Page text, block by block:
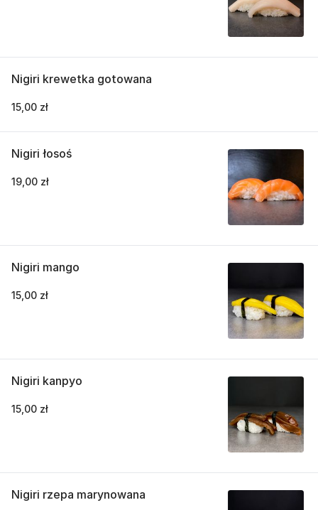
Nigiri krewetka gotowana
15,00 zł
Nigiri łosoś
19,00 zł
Nigiri mango
15,00 zł
Nigiri kanpyo
15,00 zł
Nigiri rzepa marynowana